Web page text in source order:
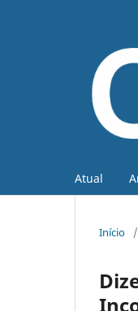
Atual
Início /